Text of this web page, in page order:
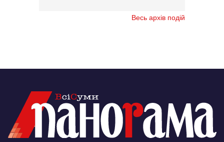
Весь архів подій